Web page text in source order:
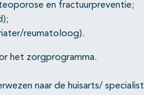
en fractuurpreventie;
reumatoloog).
het zorgprogramma.
naar de huisarts/ specialist